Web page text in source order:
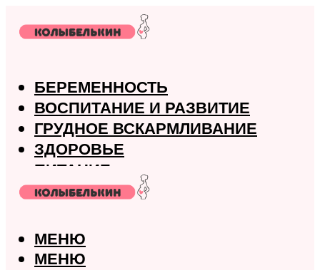
БЕРЕМЕННОСТЬ
ВОСПИТАНИЕ И РАЗВИТИЕ
ГРУДНОЕ ВСКАРМЛИВАНИЕ
ЗДОРОВЬЕ
ПИТАНИЕ
РОДЫ
МЕНЮ
МЕНЮ